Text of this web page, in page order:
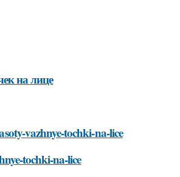
на лице
vazhnye-tochki-na-lice
tochki-na-lice